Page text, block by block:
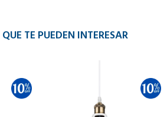
TE PUEDEN INTERESAR